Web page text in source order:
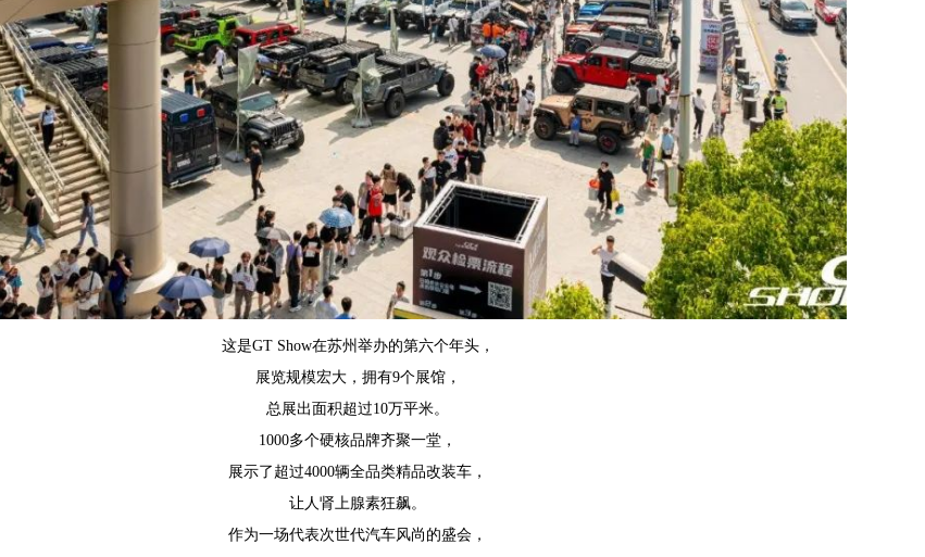
这是GT Show在苏州举办的第六个年头，
展览规模宏大，拥有9个展馆，
总展出面积超过10万平米。
1000多个硬核品牌齐聚一堂，
展示了超过4000辆全品类精品改装车，
让人肾上腺素狂飙。
作为一场代表次世代汽车风尚的盛会，